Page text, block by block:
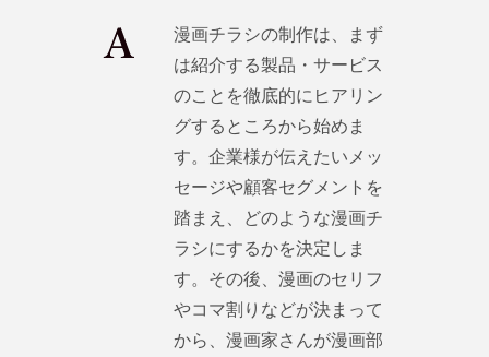
漫画チラシの制作は、まず
は紹介する製品・サービス
のことを徹底的にヒアリン
グするところから始めま
す。企業様が伝えたいメッ
セージや顧客セグメントを
踏まえ、どのような漫画チ
ラシにするかを決定しま
す。その後、漫画のセリフ
やコマ割りなどが決まって
から、漫画家さんが漫画部